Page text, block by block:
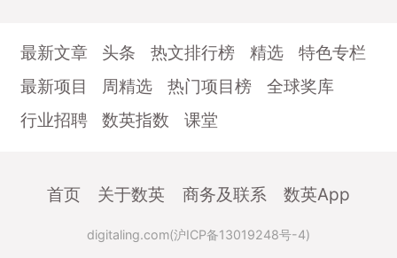
最新文章 头条 热文排行榜 精选
特色专栏
最新项目
周精选 热门项目榜
全球奖库
行业招聘
数英指数 课堂
首页 关于数英 商务及联系 数英App
digitaling.com(沪ICP备13019248号-4)